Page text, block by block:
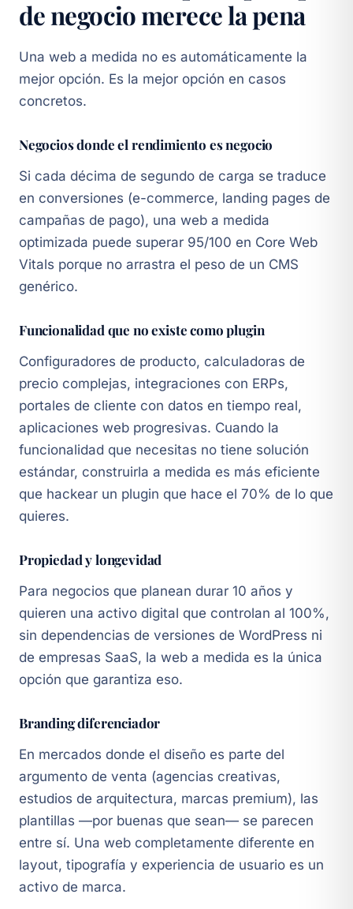
de negocio merece la pena
Una web a medida no es automáticamente la
mejor opción. Es la mejor opción en casos
concretos.
Negocios donde el rendimiento es negocio
Si cada décima de segundo de carga se traduce
en conversiones (e-commerce, landing pages de
campañas de pago), una web a medida
optimizada puede superar 95/100 en Core Web
Vitals porque no arrastra el peso de un CMS
genérico.
Funcionalidad que no existe como plugin
Configuradores de producto, calculadoras de
precio complejas, integraciones con ERPs,
portales de cliente con datos en tiempo real,
aplicaciones web progresivas. Cuando la
funcionalidad que necesitas no tiene solución
estándar, construirla a medida es más eficiente
que hackear un plugin que hace el 70% de lo que
quieres.
Propiedad y longevidad
Para negocios que planean durar 10 años y
quieren una activo digital que controlan al 100%,
sin dependencias de versiones de WordPress ni
de empresas SaaS, la web a medida es la única
opción que garantiza eso.
Branding diferenciador
En mercados donde el diseño es parte del
argumento de venta (agencias creativas,
estudios de arquitectura, marcas premium), las
plantillas —por buenas que sean— se parecen
entre sí. Una web completamente diferente en
layout, tipografía y experiencia de usuario es un
activo de marca.